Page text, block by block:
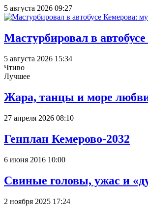
5 августа 2026 09:27
Мастурбировал в
5 августа 2026 15:34
Чтиво
Лучшее
Жара, танцы и море
27 апреля 2026 08:10
Генплан Кемерово-2032
6 июня 2016 10:00
Свиные головы, ужас и
2 ноября 2025 17:24